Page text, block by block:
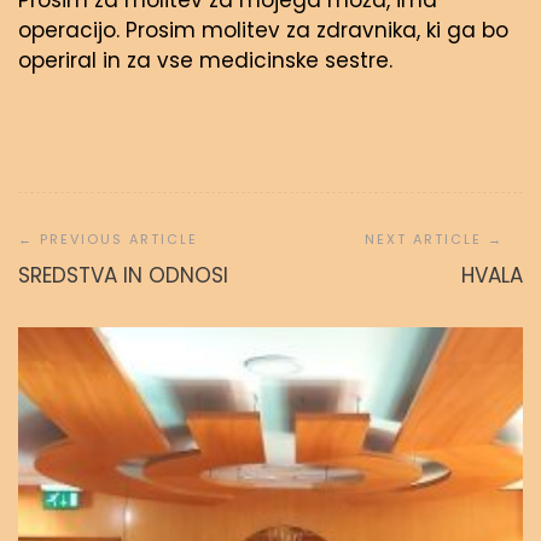
operacijo. Prosim molitev za zdravnika, ki ga bo
operiral in za vse medicinske sestre.
prispevka
SREDSTVA IN ODNOSI HVALA